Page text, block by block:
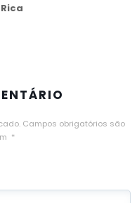
Campos obrigatórios são
*